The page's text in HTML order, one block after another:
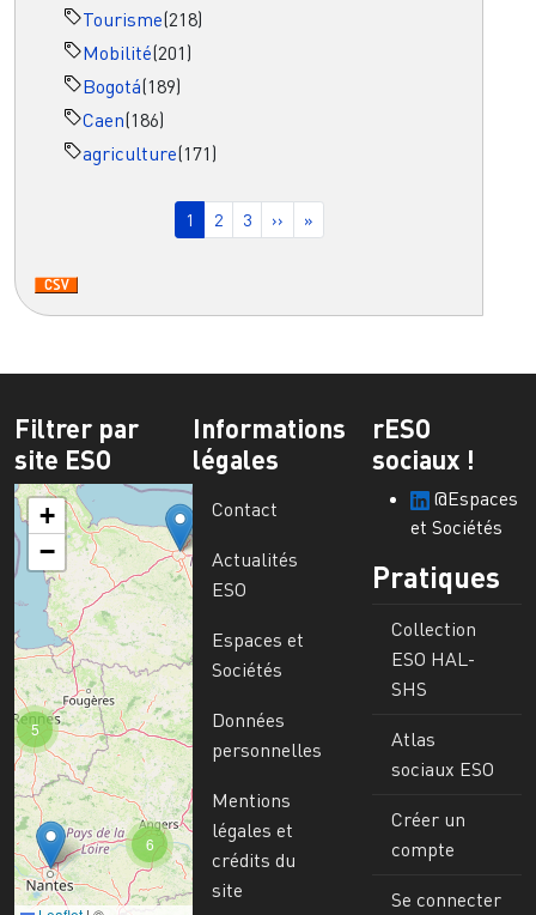
Tourisme(218)
Mobilité(201)
Bogotá(189)
Caen(186)
agriculture(171)
Page courante
1 Page
2 Page
3 Page suivante
›› Dernière page
»
Filtrer par
site ESO
6
5
+
−
Informations
légales
Contact
Actualités
ESO
Espaces et
Sociétés
Données
personnelles
Mentions
légales et
crédits du
site
rESO
sociaux !
@Espaces
et Sociétés
Pratiques
Collection
ESO HAL-
SHS
Atlas
sociaux ESO
Créer un
compte
Se connecter